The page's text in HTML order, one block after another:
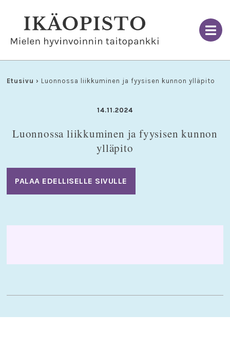
Etusivu › Luonnossa liikkuminen ja fyysisen kunnon ylläpito
14.11.2024
Luonnossa liikkuminen ja fyysisen kunnon
ylläpito
PALAA EDELLISELLE SIVULLE